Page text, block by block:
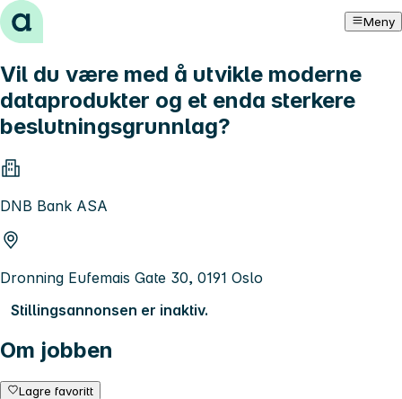
Hopp til innhold Meny
Vil du være med å utvikle moderne
dataprodukter og et enda sterkere
beslutningsgrunnlag?
DNB Bank ASA
Dronning Eufemais Gate 30, 0191 Oslo
Stillingsannonsen er inaktiv.
Om jobben
Lagre favoritt